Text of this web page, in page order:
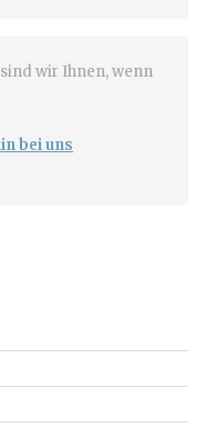
wir Ihnen, wenn
bei uns